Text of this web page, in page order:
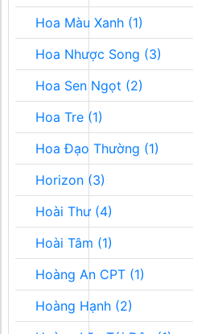
Hoa Màu Xanh (1)
Hoa Nhược Song (3)
Hoa Sen Ngọt (2)
Hoa Tre (1)
Hoa Đạo Thường (1)
Horizon (3)
Hoài Thư (4)
Hoài Tâm (1)
Hoàng An CPT (1)
Hoàng Hạnh (2)